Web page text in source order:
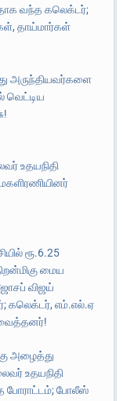
வந்த கலெக்டர்;
தாய்மார்கள்
அருந்தியவர்களை
வெட்டிய
உதயநிதி
ரூ.6.25
மைய
விஜய்
கலெக்டர், எம்.எல்.ஏ
வைத்தனர்!
அழைத்து
உதயநிதி
போராட்டம்; போலீஸ்